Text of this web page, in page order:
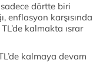
sadece dörtte biri
enflasyon karşısında
kalmakta ısrar
kalmaya devam